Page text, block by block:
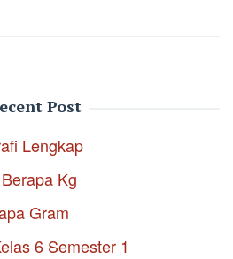
Post
Lengkap
Kg
Gram
6 Semester 1